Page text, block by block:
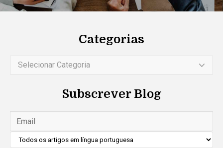
Categorias
Selecionar Categoria
Subscrever Blog